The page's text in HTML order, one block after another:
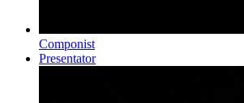
Componist
Presentator